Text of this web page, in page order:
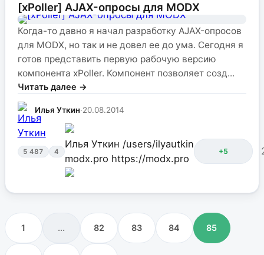
[xPoller] AJAX-опросы для MODX
Когда-то давно я начал разработку AJAX-опросов
для MODX, но так и не довел ее до ума. Сегодня я
готов представить первую рабочую версию
компонента xPoller. Компонент позволяет созд...
Читать далее →
Илья Уткин·20.08.2014
5 487 4
Илья Уткин /users/ilyautkin
modx.pro https://modx.pro
+5
1 ... 82 83 84 85